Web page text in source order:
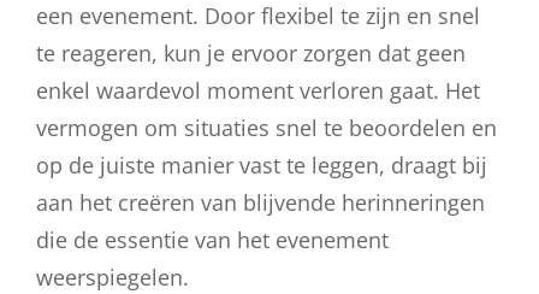
een evenement. Door flexibel te zijn en snel
te reageren, kun je ervoor zorgen dat geen
enkel waardevol moment verloren gaat. Het
vermogen om situaties snel te beoordelen en
op de juiste manier vast te leggen, draagt bij
aan het creëren van blijvende herinneringen
die de essentie van het evenement
weerspiegelen.